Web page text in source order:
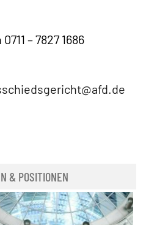
– 7827 1686
& POSITIONEN